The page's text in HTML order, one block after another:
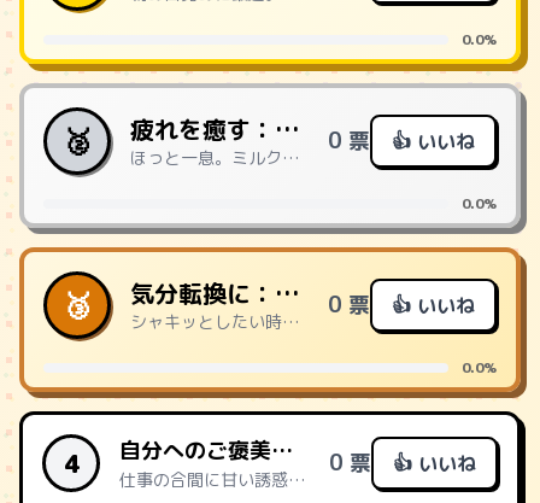
0.0%
🥈 疲れを癒す：カフェラテM
ほっと一息。ミルクの甘みが疲れた心と体に染みる一杯。
0 票 👍 いいね
0.0%
🥉 気分転換に：アイスコーヒーL
シャキッとしたい時に。たっぷりサイズで午後の仕事も乗り切れる。
0 票 👍 いいね
0.0%
4 自分へのご褒美：カフェラテ+ファミマスイーツ
仕事の合間に甘い誘惑。頑張った自分を労う至福の組み合わせ。
0 票 👍 いいね